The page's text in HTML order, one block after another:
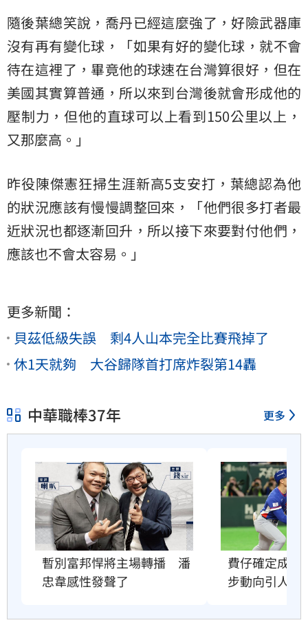
隨後葉總笑說，喬丹已經這麼強了，好險武器庫
沒有再有變化球，「如果有好的變化球，就不會
待在這裡了，畢竟他的球速在台灣算很好，但在
美國其實算普通，所以來到台灣後就會形成他的
壓制力，但他的直球可以上看到150公里以上，
又那麼高。」
昨役陳傑憲狂掃生涯新高5支安打，葉總認為他
的狀況應該有慢慢調整回來，「他們很多打者最
近狀況也都逐漸回升，所以接下來要對付他們，
應該也不會太容易。」
更多新聞：
貝茲低級失誤 剩4人山本完全比賽飛掉了
休1天就夠 大谷歸隊首打席炸裂第14轟
中華職棒37年 更多
暫別富邦悍將主場轉播　潘
忠韋感性發聲了
費仔確定成自
步動向引人關